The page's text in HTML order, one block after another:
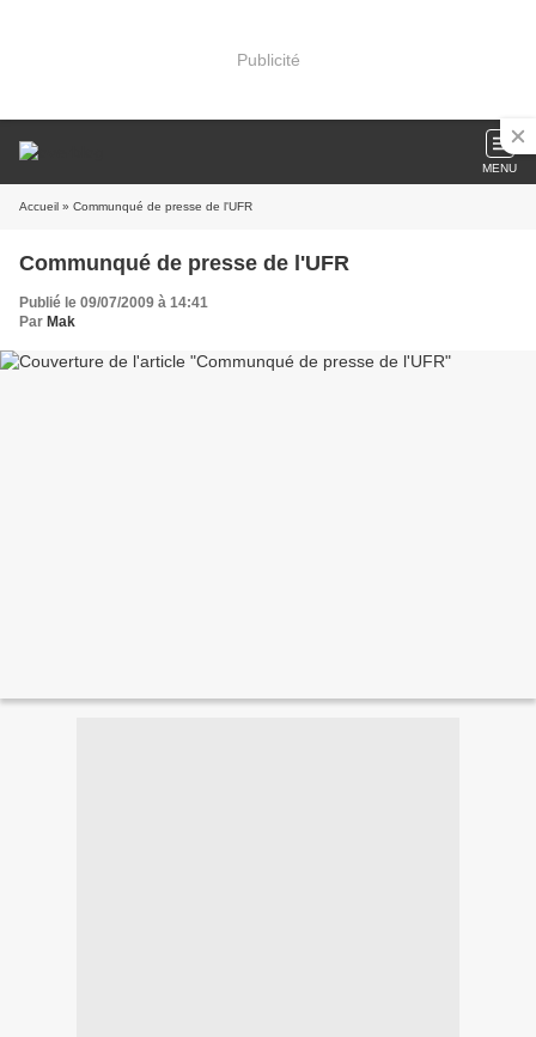
Publicité
MENU
Accueil » Communqué de presse de l'UFR
Communqué de presse de l'UFR
Publié le 09/07/2009 à 14:41
Par Mak